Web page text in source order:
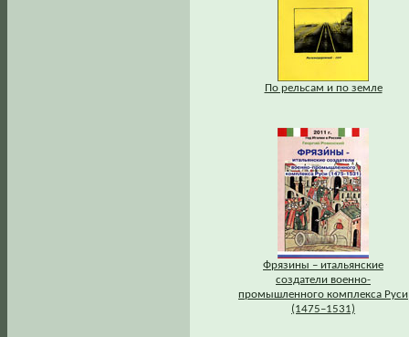
По рельсам и по земле
Фрязины – итальянские
создатели военно-
промышленного комплекса Руси
(1475–1531)